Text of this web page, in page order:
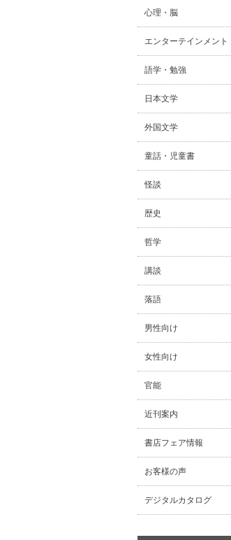
心理・脳
エンターテインメント
語学・勉強
日本文学
外国文学
童話・児童書
怪談
歴史
哲学
講談
落語
男性向け
女性向け
官能
近刊案内
書店フェア情報
お客様の声
デジタルカタログ